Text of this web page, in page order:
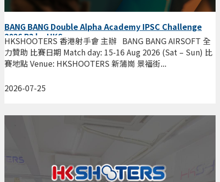
BANG BANG Double Alpha Academy IPSC Challenge
2026 R2 by HKS
2026-07-25
HKSHOOTERS 香港射手會 主辦 BANG BANG AIRSOFT 全
力贊助 比賽日期 Match day: 15-16 Aug 2026 (Sat – Sun) 比
賽地點 Venue: HKSHOOTERS 新蒲崗 景福街...